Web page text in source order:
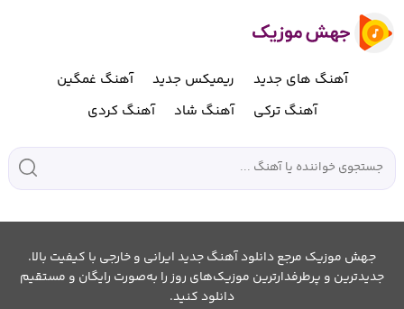
آهنگ های جدید ریمیکس جدید
آهنگ غمگین
آهنگ ترکی
آهنگ شاد آهنگ کردی
جهش موزیک مرجع دانلود آهنگ جدید ایرانی و خارجی با کیفیت بالا.
جدیدترین و پرطرفدارترین موزیک‌های روز را به‌صورت رایگان و مستقیم
دانلود کنید.